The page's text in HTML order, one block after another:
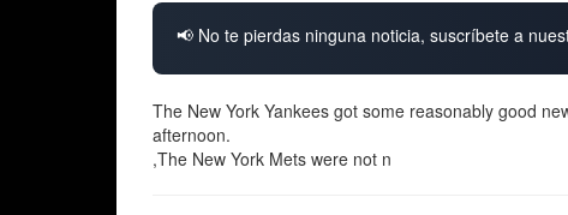
📢 No te pierdas ninguna noticia, suscríbete a
The New York Yankees got some reasonably good
afternoon.
,The New York Mets were not n